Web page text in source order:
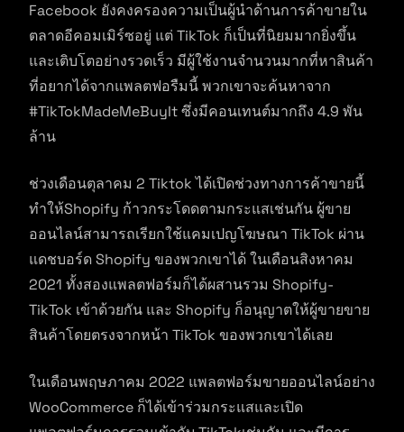
Facebook ยังคงครองความเป็นผู้นำด้านการค้าขายใน
ตลาดอีคอมเมิร์ซอยู่ แต่ TikTok ก็เป็นที่นิยมมากยิ่งขึ้น
และเติบโตอย่างรวดเร็ว มีผู้ใช้งานจำนวนมากที่หาสินค้า
ที่อยากได้จากแพลตฟอรืมนี้ พวกเขาจะค้นหาจาก
#TikTokMadeMeBuyIt ซึ่งมีคอนเทนต์มากถึง 4.9 พัน
ล้าน
ช่วงเดือนตุลาคม 2 Tiktok ได้เปิดช่วงทางการค้าขายนี้
ทำให้Shopify ก้าวกระโดดตามกระแสเช่นกัน ผู้ขาย
ออนไลน์สามารถเรียกใช้แคมเปญโฆษณา TikTok ผ่าน
แดชบอร์ด Shopify ของพวกเขาได้ ในเดือนสิงหาคม
2021 ทั้งสองแพลตฟอร์มก็ได้ผสานรวม Shopify-
TikTok เข้าด้วยกัน และ Shopify ก็อนุญาตให้ผู้ขายขาย
สินค้าโดยตรงจากหน้า TikTok ของพวกเขาได้เลย
ในเดือนพฤษภาคม 2022 แพลตฟอร์มขายออนไลน์อย่าง
WooCommerce ก็ได้เข้าร่วมกระแสและเปิด